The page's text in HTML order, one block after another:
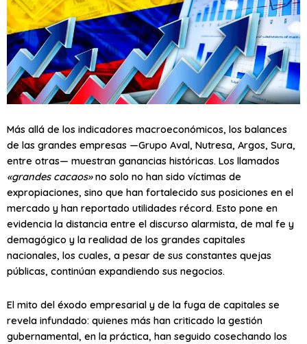
Más allá de los indicadores macroeconómicos, los balances
de las grandes empresas —Grupo Aval, Nutresa, Argos, Sura,
entre otras— muestran ganancias históricas. Los llamados
«grandes cacaos»no solo no han sido víctimas de
expropiaciones, sino que han fortalecido sus posiciones en el
mercado y han reportado utilidades récord. Esto pone en
evidencia la distancia entre el discurso alarmista, de mal fe y
demagógico y la realidad de los grandes capitales
nacionales, los cuales, a pesar de sus constantes quejas
públicas, continúan expandiendo sus negocios.
El mito del éxodo empresarial y de la fuga de capitales se
revela infundado: quienes más han criticado la gestión
gubernamental, en la práctica, han seguido cosechando los